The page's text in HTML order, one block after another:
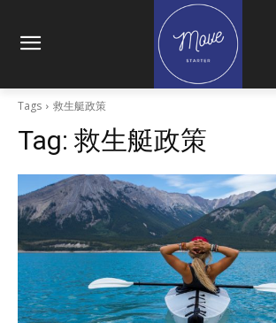
Tags 救生艇政策
Tag: 救生艇政策